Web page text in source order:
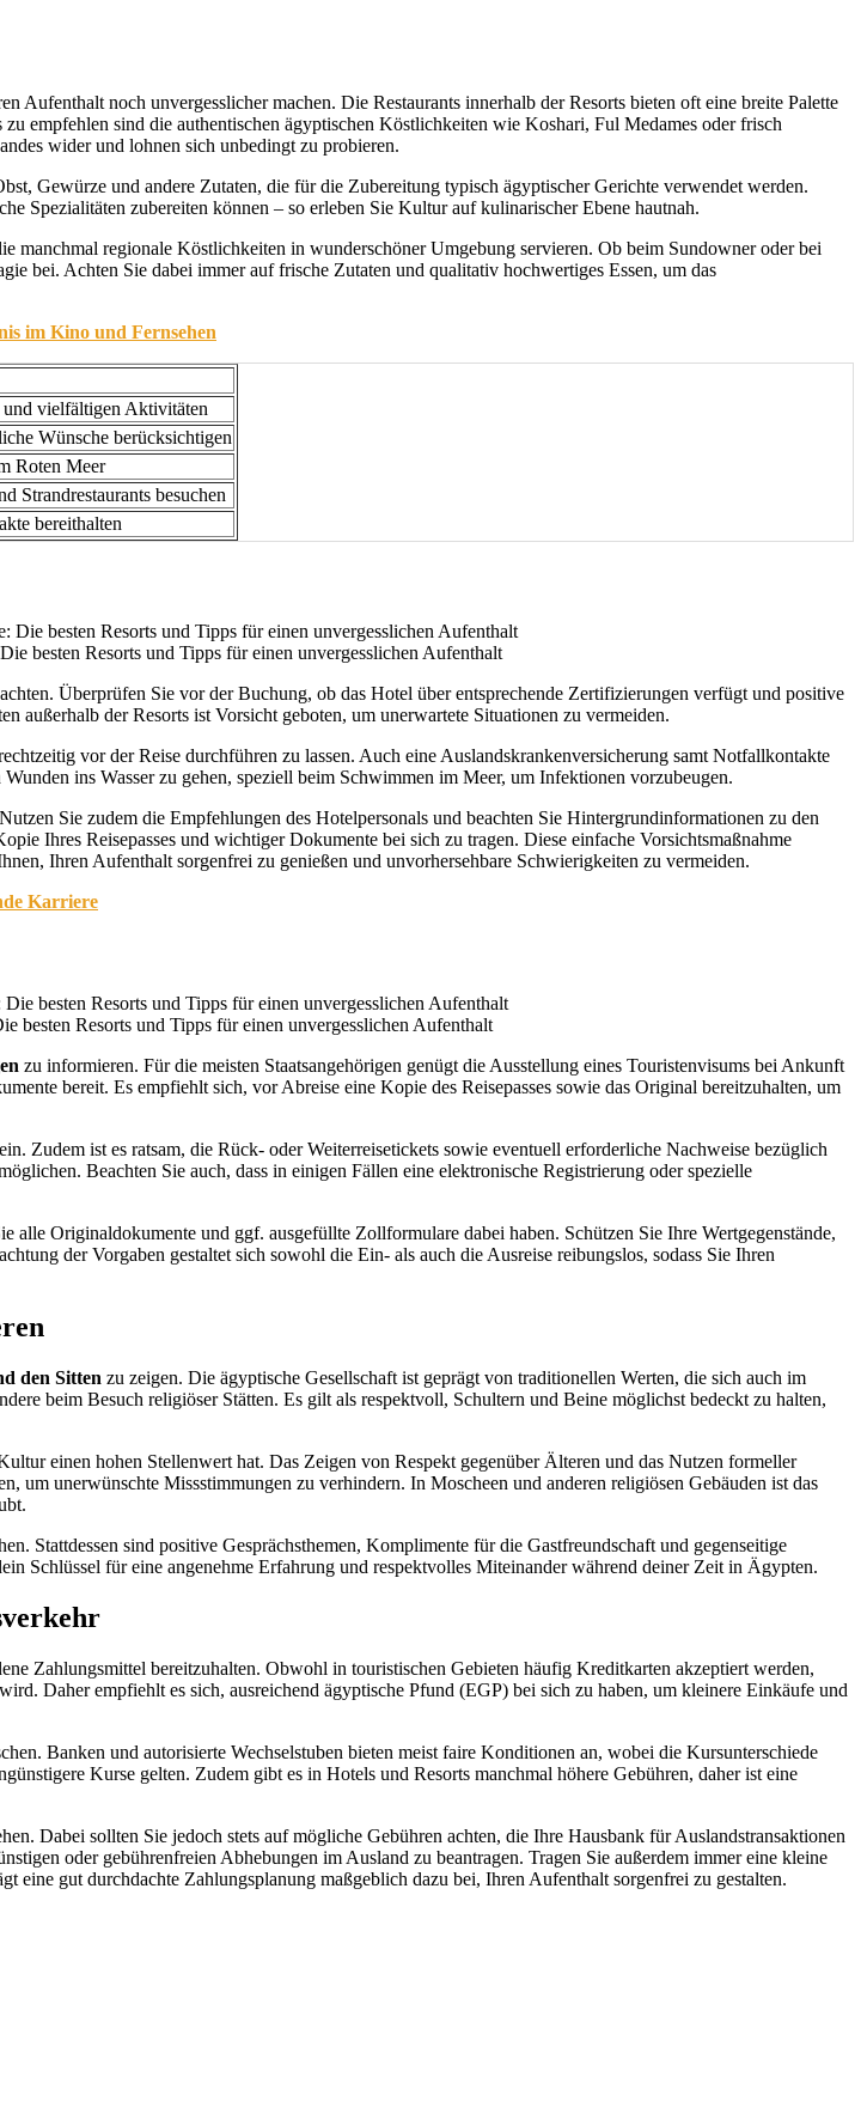
Aufenthalt noch unvergesslicher machen. Die Restaurants innerhalb der Resorts bieten oft eine breite Palette
empfehlen sind die authentischen ägyptischen Köstlichkeiten wie Koshari, Ful Medames oder frisch
wider und lohnen sich unbedingt zu probieren.
Gewürze und andere Zutaten, die für die Zubereitung typisch ägyptischer Gerichte verwendet werden.
Spezialitäten zubereiten können – so erleben Sie Kultur auf kulinarischer Ebene hautnah.
manchmal regionale Köstlichkeiten in wunderschöner Umgebung servieren. Ob beim Sundowner oder bei
bei. Achten Sie dabei immer auf frische Zutaten und qualitativ hochwertiges Essen, um das
im Kino und Fernsehen
und vielfältigen Aktivitäten
Wünsche berücksichtigen
Roten Meer
Strandrestaurants besuchen
bereithalten
besten Resorts und Tipps für einen unvergesslichen Aufenthalt
Überprüfen Sie vor der Buchung, ob das Hotel über entsprechende Zertifizierungen verfügt und positive
der Resorts ist Vorsicht geboten, um unerwartete Situationen zu vermeiden.
vor der Reise durchführen zu lassen. Auch eine Auslandskrankenversicherung samt Notfallkontakte
ins Wasser zu gehen, speziell beim Schwimmen im Meer, um Infektionen vorzubeugen.
Sie zudem die Empfehlungen des Hotelpersonals und beachten Sie Hintergrundinformationen zu den
Ihres Reisepasses und wichtiger Dokumente bei sich zu tragen. Diese einfache Vorsichtsmaßnahme
Ihren Aufenthalt sorgenfrei zu genießen und unvorhersehbare Schwierigkeiten zu vermeiden.
Karriere
Resorts und Tipps für einen unvergesslichen Aufenthalt
zu informieren. Für die meisten Staatsangehörigen genügt die Ausstellung eines Touristenvisums bei Ankunft
bereit. Es empfiehlt sich, vor Abreise eine Kopie des Reisepasses sowie das Original bereitzuhalten, um
Zudem ist es ratsam, die Rück- oder Weiterreisetickets sowie eventuell erforderliche Nachweise bezüglich
Beachten Sie auch, dass in einigen Fällen eine elektronische Registrierung oder spezielle
alle Originaldokumente und ggf. ausgefüllte Zollformulare dabei haben. Schützen Sie Ihre Wertgegenstände,
der Vorgaben gestaltet sich sowohl die Ein- als auch die Ausreise reibungslos, sodass Sie Ihren
den Sitten zu zeigen. Die ägyptische Gesellschaft ist geprägt von traditionellen Werten, die sich auch im
beim Besuch religiöser Stätten. Es gilt als respektvoll, Schultern und Beine möglichst bedeckt zu halten,
einen hohen Stellenwert hat. Das Zeigen von Respekt gegenüber Älteren und das Nutzen formeller
um unerwünschte Missstimmungen zu verhindern. In Moscheen und anderen religiösen Gebäuden ist das
Stattdessen sind positive Gesprächsthemen, Komplimente für die Gastfreundschaft und gegenseitige
Schlüssel für eine angenehme Erfahrung und respektvolles Miteinander während deiner Zeit in Ägypten.
Zahlungsmittel bereitzuhalten. Obwohl in touristischen Gebieten häufig Kreditkarten akzeptiert werden,
Daher empfiehlt es sich, ausreichend ägyptische Pfund (EGP) bei sich zu haben, um kleinere Einkäufe und
Banken und autorisierte Wechselstuben bieten meist faire Konditionen an, wobei die Kursunterschiede
Kurse gelten. Zudem gibt es in Hotels und Resorts manchmal höhere Gebühren, daher ist eine
Dabei sollten Sie jedoch stets auf mögliche Gebühren achten, die Ihre Hausbank für Auslandstransaktionen
oder gebührenfreien Abhebungen im Ausland zu beantragen. Tragen Sie außerdem immer eine kleine
eine gut durchdachte Zahlungsplanung maßgeblich dazu bei, Ihren Aufenthalt sorgenfrei zu gestalten.